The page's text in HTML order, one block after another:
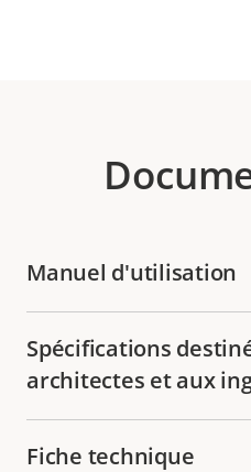
Manuel d'utilisation
Spécifications
architectes et aux
Fiche technique